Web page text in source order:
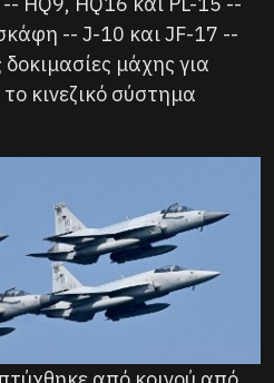
-- J-10 και JF-17 --
μάχης για
κινεζικό σύστημα